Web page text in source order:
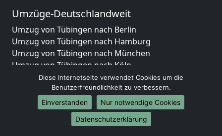
Umzüge-Deutschlandweit
Umzug von Tübingen nach Berlin
Umzug von Tübingen nach Hamburg
Umzug von Tübingen nach München
Umzug von Tübingen nach Köln
Umzug von Tübingen nach Frankfurt am Main
Umzug von Tübingen nach Stuttgart
Umzug von Tübingen nach Düsseldorf
Umzug von Tübingen nach Leipzig
Umzug von Tübingen nach Dortmund
Diese Internetseite verwendet Cookies um die
Benutzerfreundlichkeit zu verbessern.
Einverstanden
Nur notwendige Cookies
Datenschutzerklärung